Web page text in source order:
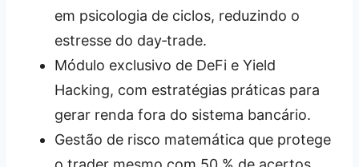
em psicologia de ciclos, reduzindo o
estresse do day‑trade.
Módulo exclusivo de DeFi e Yield
Hacking, com estratégias práticas para
gerar renda fora do sistema bancário.
Gestão de risco matemática que protege